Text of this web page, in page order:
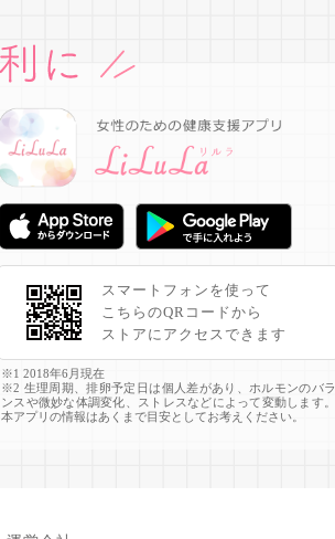
スマートフォンを使って
こちらのQRコードから
ストアにアクセスできます
※1 2018年6月現在
※2 生理周期、排卵予定日は個人差があり、ホルモンのバラ
ンスや微妙な体調変化、ストレスなどによって変動します。
本アプリの情報はあくまで目安としてお考えください。